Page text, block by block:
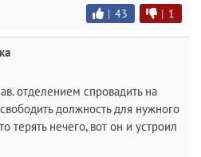
| 43 | 1
отделением спровадить на
должность для нужного
терять нечего, вот он и устроил